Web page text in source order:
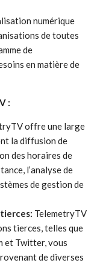
numérique
de toutes
de
en matière de
:
offre une large
la diffusion de
des horaires de
l’analyse de
de gestion de
TelemetryTV
tierces, telles que
et Twitter, vous
de diverses